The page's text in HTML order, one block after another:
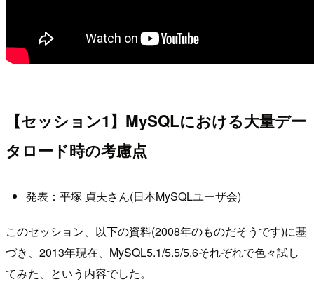
【セッション1】MySQLにおける大量デー
タロード時の考慮点
発表：平塚 貞夫さん(日本MySQLユーザ会)
このセッション、以下の資料(2008年のものだそうです)に基
づき、2013年現在、MySQL5.1/5.5/5.6それぞれで色々試し
てみた、という内容でした。